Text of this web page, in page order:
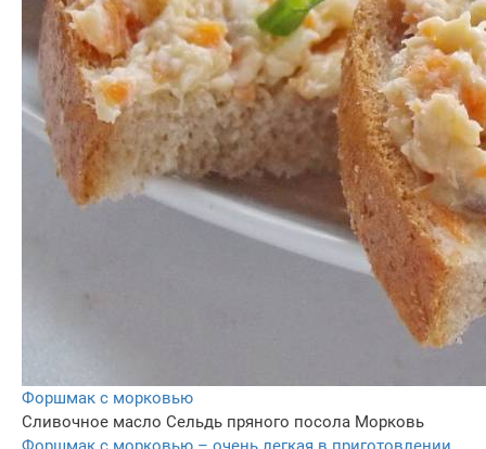
Форшмак с морковью
Сливочное масло Сельдь пряного посола Морковь